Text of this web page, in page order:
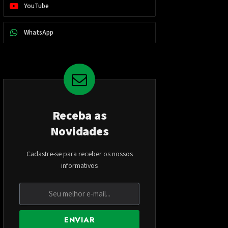
YouTube
WhatsApp
Receba as
Novidades
Cadastre-se para receber os nossos
informativos
ENVIAR